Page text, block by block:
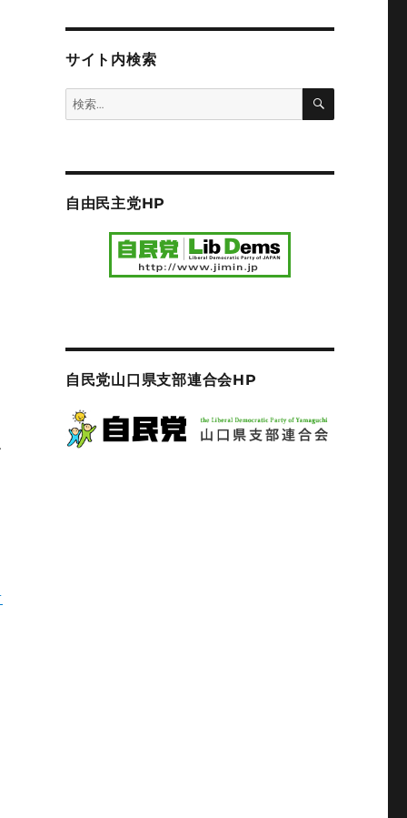
サイト内検索
検
索:
検
自由民主党HP
自民党山口県支部連合会HP